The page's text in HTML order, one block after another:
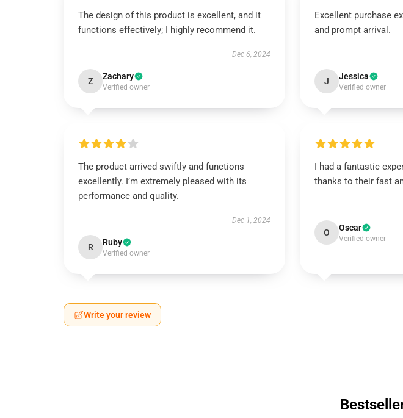
The design of this product is excellent, and it
functions effectively; I highly recommend it.
Dec 6, 2024
Z Zachary
Verified owner
Excellent purchase
and prompt arrival.
J Jessica
Verified owner
The product arrived swiftly and functions
excellently. I’m extremely pleased with its
performance and quality.
Dec 1, 2024
R Ruby
Verified owner
I had a fantastic
thanks to their fast
O Oscar
Verified owner
Write your review